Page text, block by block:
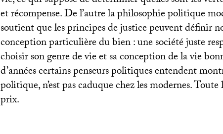
et récompense. De l’autre la philosophie politique
soutient que les principes de justice peuvent définir
conception particulière du bien : une société juste
choisir son genre de vie et sa conception de la vie
d’années certains penseurs politiques entendent
politique, n’est pas caduque chez les modernes.
prix.